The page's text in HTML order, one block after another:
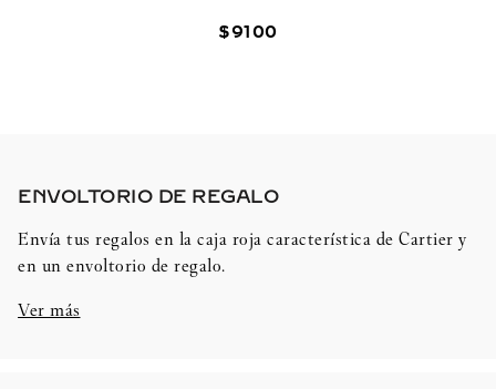
$9100
ENVOLTORIO DE REGALO​
Envía tus regalos en la caja roja característica de Cartier y
en un envoltorio de regalo.
Ver más